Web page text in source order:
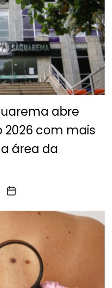
abre
2026 com mais
área da